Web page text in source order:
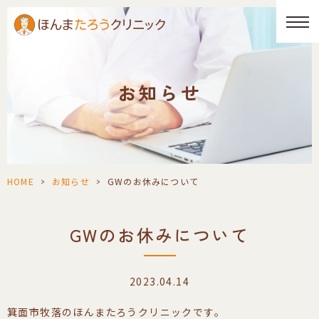
お知らせ
HOME > お知らせ > GWのお休みについて
GWのお休みについて
2023.04.14
箕面市牧落のほんまたろうクリニックです。